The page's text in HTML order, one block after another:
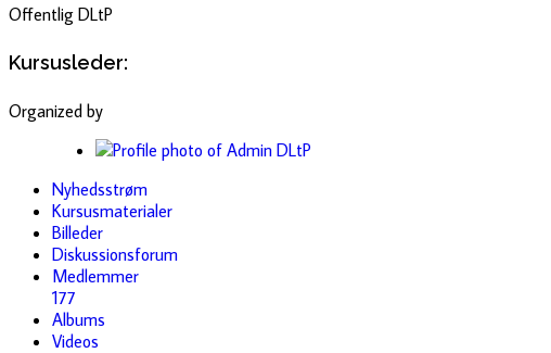
Offentlig DLtP
Kursusleder:
Organized by
Nyhedsstrøm
Kursusmaterialer
Billeder
Diskussionsforum
Medlemmer
177
Albums
Videos